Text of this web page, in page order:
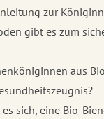
zur
gibt es zum
aus
sich, eine Bio-